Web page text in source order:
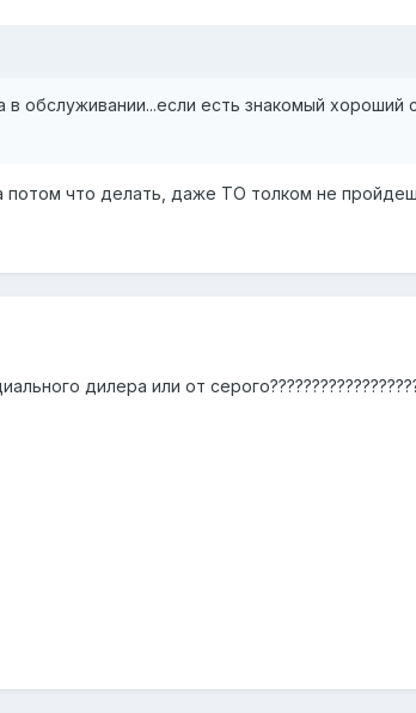
в обслуживании...если есть знакомый
что делать, даже ТО толком не
дилера или от